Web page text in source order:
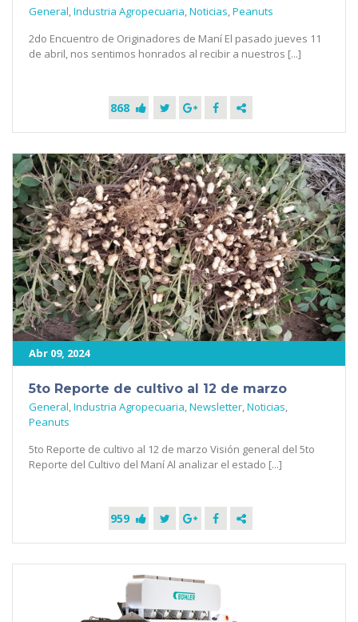
General,Industria Agropecuaria,Noticias,Peanuts
2do Encuentro de Originadores de Maní El pasado jueves 11
de abril, nos sentimos honrados al recibir a nuestros [...]
868
Abr 09, 2024
5to Reporte de cultivo al 12 de marzo
General,Industria Agropecuaria,Newsletter,Noticias,
Peanuts
5to Reporte de cultivo al 12 de marzo Visión general del 5to
Reporte del Cultivo del Maní Al analizar el estado [...]
959